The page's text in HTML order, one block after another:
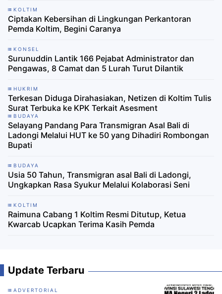
KOLTIM
Ciptakan Kebersihan di Lingkungan Perkantoran
Pemda Koltim, Begini Caranya
KONSEL
Surunuddin Lantik 166 Pejabat Administrator dan
Pengawas, 8 Camat dan 5 Lurah Turut Dilantik
HUKRIM
Terkesan Diduga Dirahasiakan, Netizen di Koltim Tulis
Surat Terbuka ke KPK Terkait Asesment
BUDAYA
Selayang Pandang Para Transmigran Asal Bali di
Ladongi Melalui HUT ke 50 yang Dihadiri Rombongan
Bupati
BUDAYA
Usia 50 Tahun, Transmigran asal Bali di Ladongi,
Ungkapkan Rasa Syukur Melalui Kolaborasi Seni
KOLTIM
Raimuna Cabang 1 Koltim Resmi Ditutup, Ketua
Kwarcab Ucapkan Terima Kasih Pemda
Update Terbaru
ADVERTORIAL